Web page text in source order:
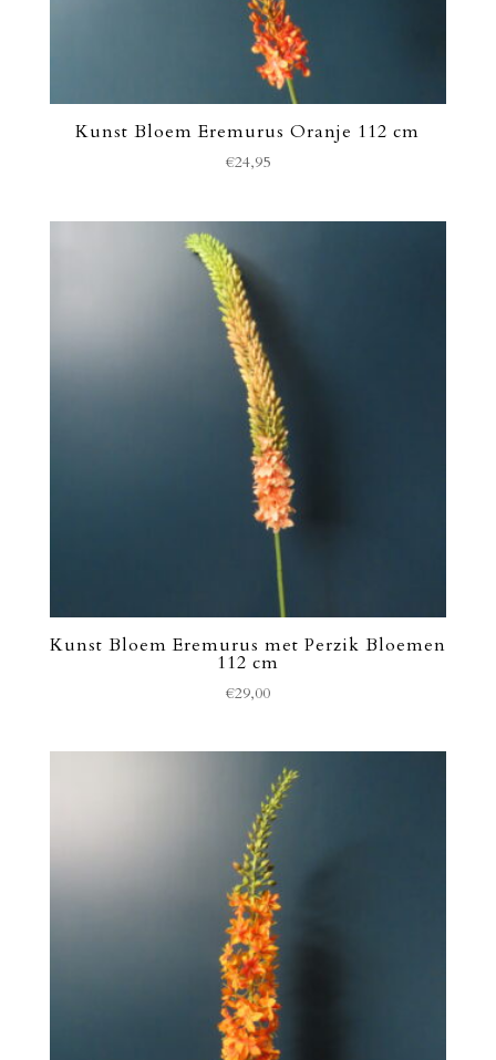
Kunst Bloem Eremurus Oranje 112 cm
€24,95
Kunst Bloem Eremurus met Perzik Bloemen
112 cm
€29,00